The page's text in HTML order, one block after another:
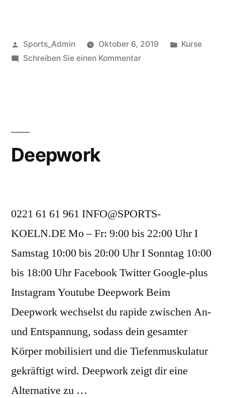
Sports_Admin Oktober 6, 2019
Kurse
Schreiben Sie einen Kommentar
Deepwork
0221 61 61 961 INFO@SPORTS-
KOELN.DE Mo – Fr: 9:00 bis 22:00 Uhr I
Samstag 10:00 bis 20:00 Uhr I Sonntag 10:00
bis 18:00 Uhr Facebook Twitter Google-plus
Instagram Youtube Deepwork Beim
Deepwork wechselst du rapide zwischen An-
und Entspannung, sodass dein gesamter
Körper mobilisiert und die Tiefenmuskulatur
gekräftigt wird. Deepwork zeigt dir eine
Alternative zu …